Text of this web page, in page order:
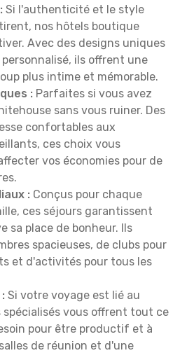
Si l'authenticité et le style
nos hôtels boutique
Avec des designs uniques
ils offrent une
plus intime et mémorable.
: Parfaites si vous avez
sans vous ruiner. Des
confortables aux
ces choix vous
vos économies pour de
: Conçus pour chaque
ces séjours garantissent
sa place de bonheur. Ils
spacieuses, de clubs pour
et d'activités pour tous les
Si votre voyage est lié au
spécialisés vous offrent tout ce
pour être productif et à
de réunion et d'une